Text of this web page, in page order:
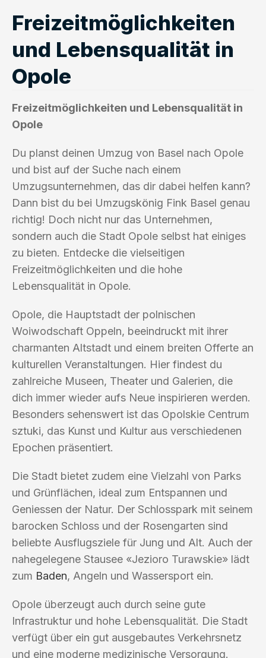
Freizeitmöglichkeiten
und Lebensqualität in
Opole
Freizeitmöglichkeiten und Lebensqualität in
Opole
Du planst deinen Umzug von Basel nach Opole
und bist auf der Suche nach einem
Umzugsunternehmen, das dir dabei helfen kann?
Dann bist du bei Umzugskönig Fink Basel genau
richtig! Doch nicht nur das Unternehmen,
sondern auch die Stadt Opole selbst hat einiges
zu bieten. Entdecke die vielseitigen
Freizeitmöglichkeiten und die hohe
Lebensqualität in Opole.
Opole, die Hauptstadt der polnischen
Woiwodschaft Oppeln, beeindruckt mit ihrer
charmanten Altstadt und einem breiten Offerte an
kulturellen Veranstaltungen. Hier findest du
zahlreiche Museen, Theater und Galerien, die
dich immer wieder aufs Neue inspirieren werden.
Besonders sehenswert ist das Opolskie Centrum
sztuki, das Kunst und Kultur aus verschiedenen
Epochen präsentiert.
Die Stadt bietet zudem eine Vielzahl von Parks
und Grünflächen, ideal zum Entspannen und
Geniessen der Natur. Der Schlosspark mit seinem
barocken Schloss und der Rosengarten sind
beliebte Ausflugsziele für Jung und Alt. Auch der
nahegelegene Stausee «Jezioro Turawskie» lädt
zum Baden, Angeln und Wassersport ein.
Opole überzeugt auch durch seine gute
Infrastruktur und hohe Lebensqualität. Die Stadt
verfügt über ein gut ausgebautes Verkehrsnetz
und eine moderne medizinische Versorgung.